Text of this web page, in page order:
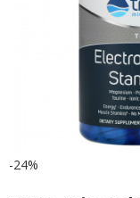
-24%